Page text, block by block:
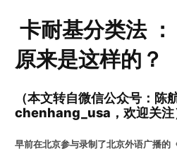
卡耐基分类法
原来是这样的？
（本文转自微信公众号：陈
chenhang_usa，欢迎关注
早前在北京参与录制了北京外语广播的